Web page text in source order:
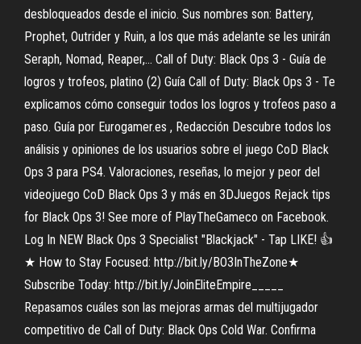
desbloqueados desde el inicio. Sus nombres son: Battery,
Prophet, Outrider y Ruin, a los que más adelante se les unirán
Seraph, Nomad, Reaper,… Call of Duty: Black Ops 3 - Guía de
logros y trofeos, platino (2) Guía Call of Duty: Black Ops 3 - Te
explicamos cómo conseguir todos los logros y trofeos paso a
paso. Guía por Eurogamer.es , Redacción Descubre todos los
análisis y opiniones de los usuarios sobre el juego CoD Black
Ops 3 para PS4. Valoraciones, reseñas, lo mejor y peor del
videojuego CoD Black Ops 3 y más en 3DJuegos Rejack tips
for Black Ops 3! See more of PlayTheGameco on Facebook.
Log In NEW Black Ops 3 Specialist "Blackjack" - Tap LIKE! 👍
★ How to Stay Focused: http://bit.ly/BO3InTheZone★
Subscribe Today: http://bit.ly/JoinEliteEmpire_____
Repasamos cuáles son las mejoras armas del multijugador
competitivo de Call of Duty: Black Ops Cold War. Confirma